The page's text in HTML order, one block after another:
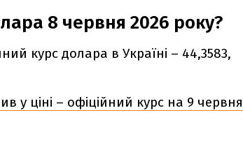
8 червня 2026 року?
курс долара в Україні – 44,3583,
у ціні – офіційний курс на 9 червня